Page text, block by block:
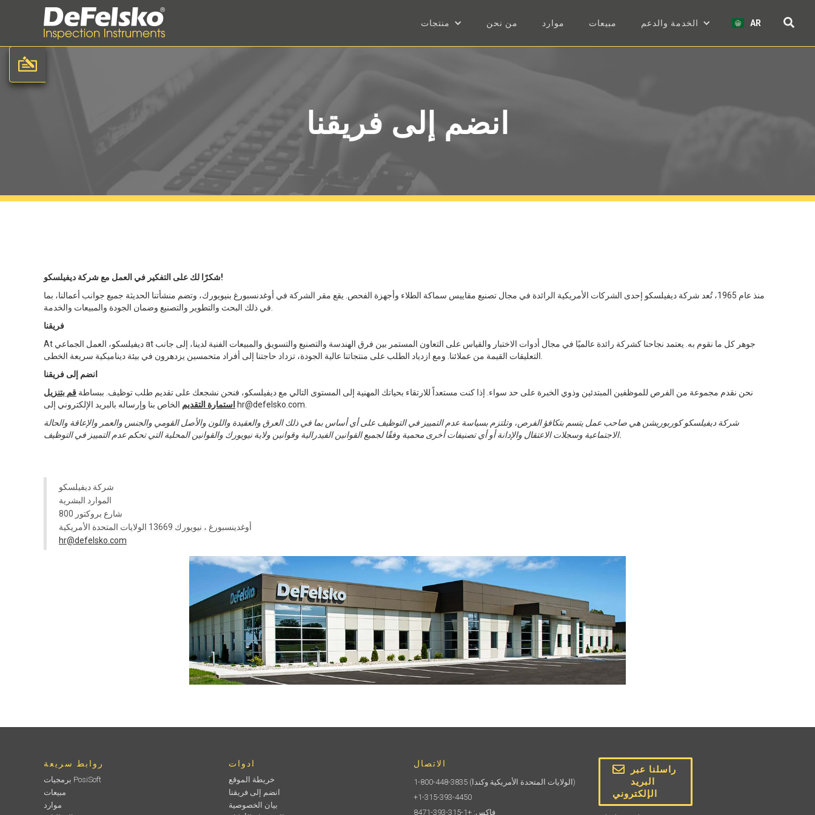
منتجات من نحن موارد مبيعات الخدمة والدعم AR
انضم إلى فريقنا
شكرًا لك على التفكير في العمل مع شركة ديفيلسكو!
منذ عام 1965، تُعد شركة ديفيلسكو إحدى الشركات الأمريكية الرائدة في مجال تصنيع مقاييس سماكة الطلاء وأجهزة الفحص. يقع مقر الشركة في أوغدنسبورغ بنيويورك، وتضم منشأتنا الحديثة جميع جوانب أعمالنا، بما
فريقنا
At ديفيلسكو، العمل الجماعي at جوهر كل ما نقوم به. يعتمد نجاحنا كشركة رائدة عالميًا في مجال أدوات الاختبار والقياس على التعاون المستمر بين فرق الهندسة والتصنيع والتسويق والمبيعات الفنية لدينا، إلى جانب
انضم إلى فريقنا
نحن نقدم مجموعة من الفرص للموظفين المبتدئين وذوي الخبرة على حد سواء. إذا كنت مستعداً للارتقاء بحياتك المهنية إلى المستوى التالي مع ديفيلسكو، فنحن نشجعك على تقديم طلب توظيف. ببساطة قم بتنزيل
استمارة التقديم الخاص بنا وإرساله بالبريد الإلكتروني إلى hr@defelsko.com.
شركة ديفيلسكو كوربوريشن هي صاحب عمل يتسم بتكافؤ الفرص، وتلتزم بسياسة عدم التمييز في التوظيف على أي أساس بما في ذلك العرق والعقيدة واللون والأصل القومي والجنس والعمر والإعاقة والحالة
الاجتماعية وسجلات الاعتقال والإدانة أو أي تصنيفات أخرى محمية وفقًا لجميع القوانين الفيدرالية وقوانين ولاية نيويورك والقوانين المحلية التي تحكم عدم التمييز في التوظيف.
شركة ديفيلسكو
الموارد البشرية
800 شارع بروكتور
أوغدينسبورغ ، نيويورك 13669 الولايات المتحدة الأمريكية
hr@defelsko.com
روابط سريعة
برمجيات PosiSoft
مبيعات
موارد
ادوات
خريطة الموقع
انضم إلى فريقنا
بيان الخصوصية
الاتصال
1-800-448-3835
(الولايات المتحدة الأمريكية وكندا)
+1-315-393-4450
فاكس: +1-315-393-8471
راسلنا عبر
البريد
الإلكتروني